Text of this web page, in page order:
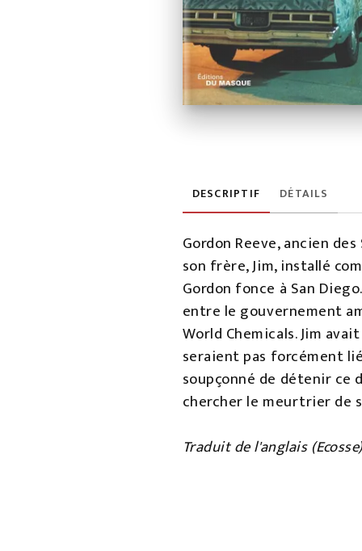
DESCRIPTIF DÉTAILS
Gordon Reeve, ancien
son frère, Jim, installé
Gordon fonce à San
entre le gouvernement
World Chemicals. Jim
seraient pas forcément
soupçonné de détenir ce
chercher le meurtrier de
Traduit de l'anglais